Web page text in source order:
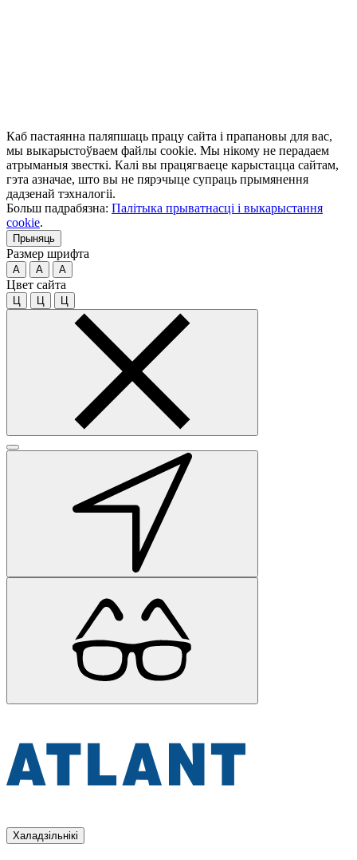
Каб пастаянна паляпшаць працу сайта і прапановы для вас,
мы выкарыстоўваем файлы cookie. Мы нікому не перадаем
атрыманыя звесткі. Калі вы працягваеце карыстацца сайтам,
гэта азначае, што вы не пярэчыце супраць прымянення
дадзенай тэхналогіі.
Больш падрабязна: Палітыка прыватнасці і выкарыстання
cookie.
Прыняць
Размер шрифта
A A A
Цвет сайта
Ц Ц Ц
Халадзільнікі